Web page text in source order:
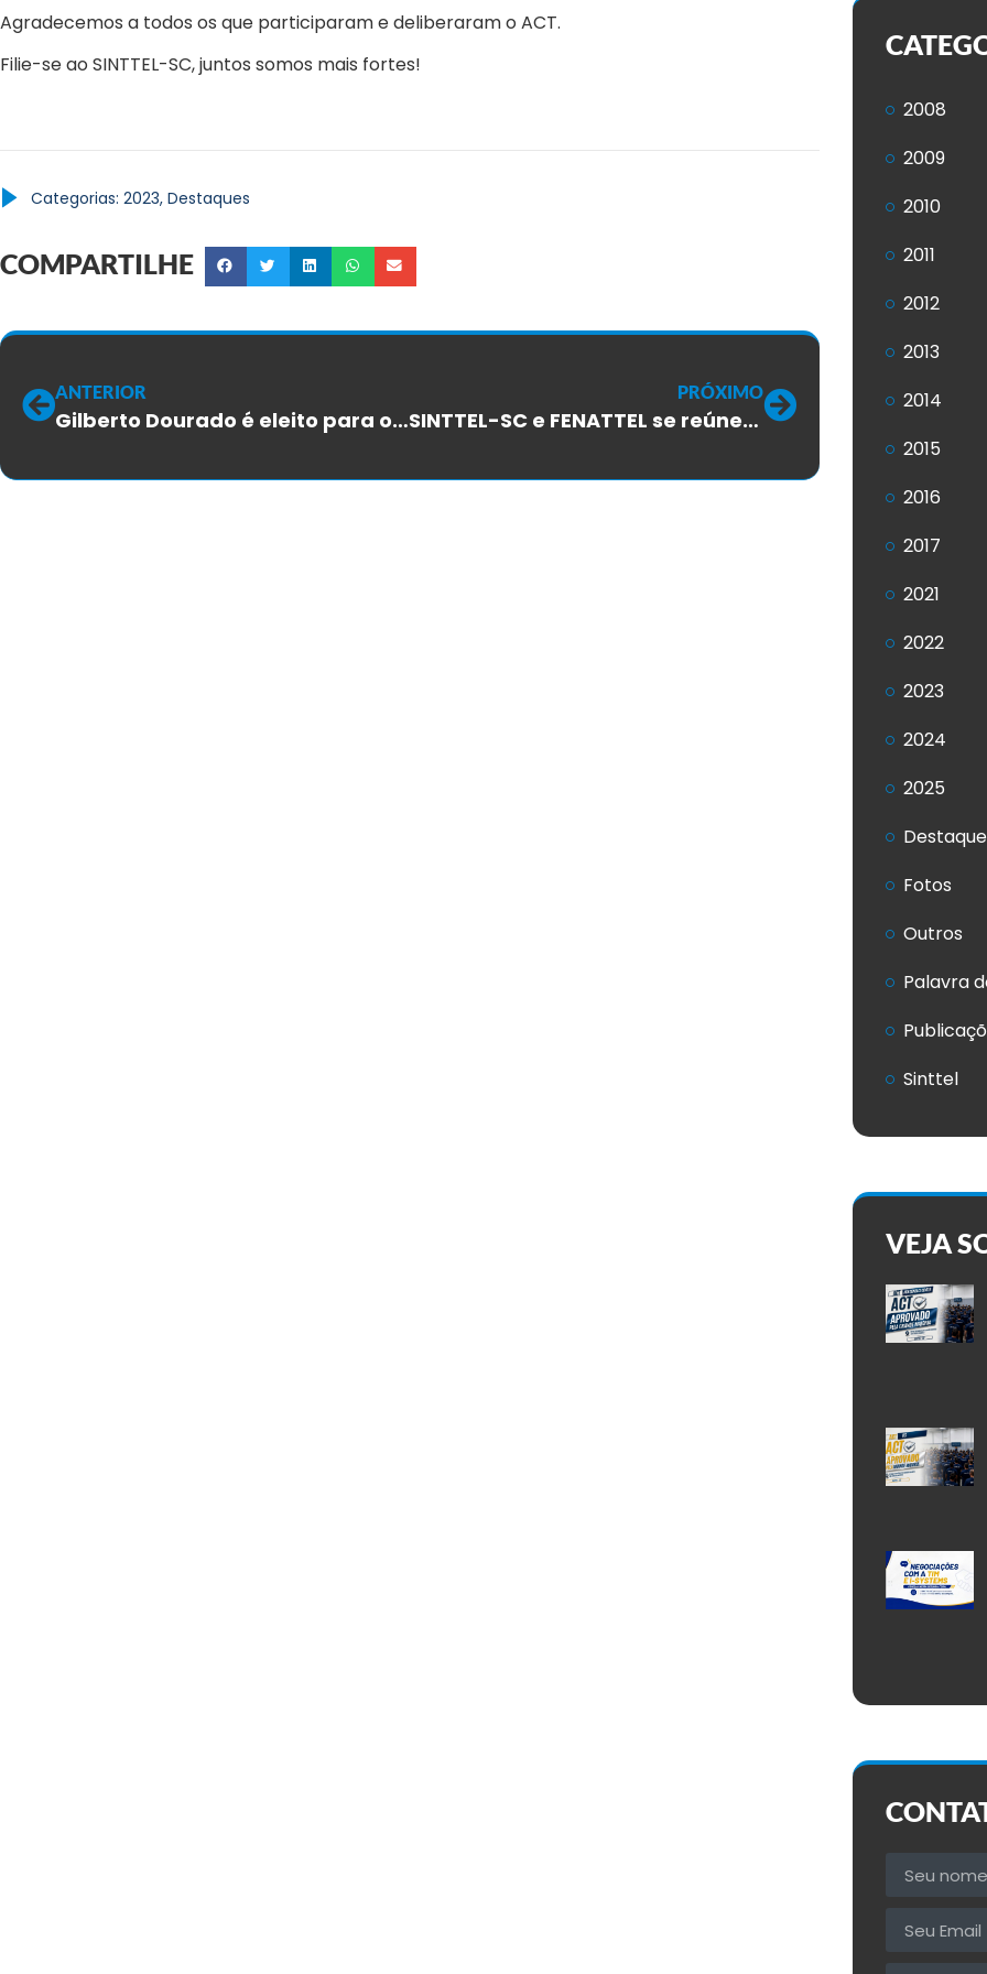
Agradecemos a todos os que participaram e deliberaram o ACT.
Filie-se ao SINTTEL-SC, juntos somos mais fortes!
Categorias: 2023, Destaques
COMPARTILHE
ANTERIOR
Gilberto Dourado é eleito para o Comitê Executivo Mundial da UNI
PRÓXIMO
SINTTEL-SC e FENATTEL se reúnem com a CLARO para negociar PPR e o Acordo Coletivo
2008
2009
2010
2011
2012
2013
2014
2015
2016
2017
2021
2022
2023
2024
2025
Fotos
Outros
Palavra
Sinttel
VEJA